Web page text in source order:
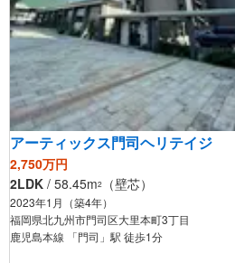
アーティックス門司ヘリテイジ
2,750万円
2LDK / 58.45m2 （壁芯）
2023年1月（築4年）
福岡県北九州市門司区大里本町3丁目
鹿児島本線 「門司」駅 徒歩1分